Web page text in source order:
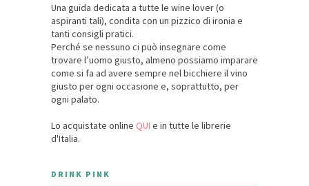
Una guida dedicata a tutte le wine lover (o
aspiranti tali), condita con un pizzico di ironia e
tanti consigli pratici.
Perché se nessuno ci può insegnare come
trovare l’uomo giusto, almeno possiamo imparare
come si fa ad avere sempre nel bicchiere il vino
giusto per ogni occasione e, soprattutto, per
ogni palato.
Lo acquistate online QUI e in tutte le librerie
d'Italia.
DRINK PINK